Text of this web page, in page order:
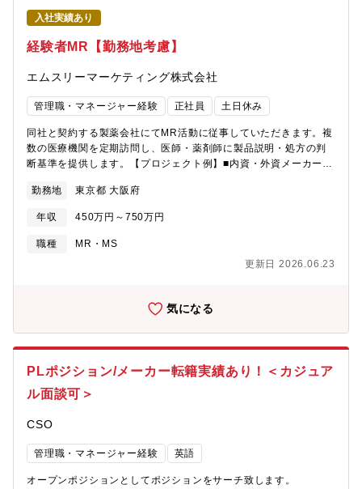
入社実績あり
経験者MR【勤務地考慮】
エムスリーマーケティング株式会社
管理職・マネージャー経験 正社員 土日休み
同社と契約する製薬会社にてMR活動に従事していただきます。複
数の医療機関を定期訪問し、医師・薬剤師に製品説明・処方の判
断基準を提供します。【プロジェクト例】■内資・外資メーカー■
オンコロジー、CNS、オーファンなど…※未経験でスペシャリテ
ィー領域にチャレンジできるプロジェクトも用意。※ご経験・キ
ャリア・適正に合わせてご案内致します。【同社の魅力】★借上
げ社宅（8割負担）・日当・MR手当等の手当が充実しており、福
強みを持つ企業で、契約社員の方でも複数プロジェクトをお任せ
m3.comのリソースを活かして、MR案件も増加中。
勤務地 東京都 大阪府
年収 450万円～750万円
職種
MR・MS
更新日 2026.06.23
気になる
PLポジション/メーカー転籍実績あり！＜カジュア
ル面談可＞
CSO
管理職・マネージャー経験 英語
オープンポジションとしてポジションをサーチ致します。